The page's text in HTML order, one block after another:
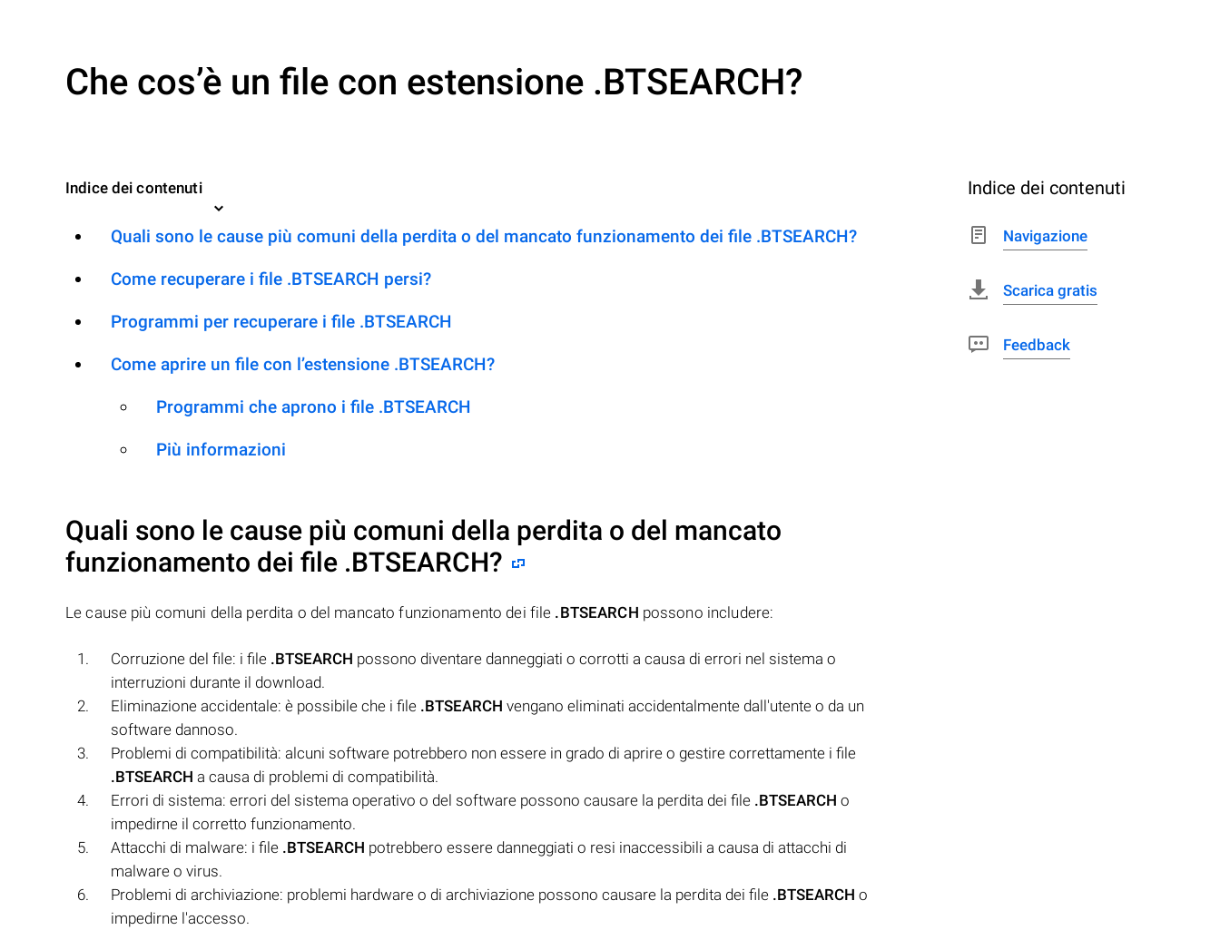
Che cos’è un file con estensione .BTSEARCH?
Indice dei contenuti
Quali sono le cause più comuni della perdita o del mancato funzionamento dei file .BTSEARCH?
Come recuperare i file .BTSEARCH persi?
Programmi per recuperare i file .BTSEARCH
Come aprire un file con l’estensione .BTSEARCH?
Programmi che aprono i file .BTSEARCH
Più informazioni
Quali sono le cause più comuni della perdita o del mancato
funzionamento dei file .BTSEARCH?
Le cause più comuni della perdita o del mancato funzionamento dei file .BTSEARCH possono includere:
Corruzione del file: i file .BTSEARCH possono diventare danneggiati o corrotti a causa di errori nel sistema o
interruzioni durante il download.
Eliminazione accidentale: è possibile che i file .BTSEARCH vengano eliminati accidentalmente dall'utente o da un
software dannoso.
Problemi di compatibilità: alcuni software potrebbero non essere in grado di aprire o gestire correttamente i file
.BTSEARCH a causa di problemi di compatibilità.
Errori di sistema: errori del sistema operativo o del software possono causare la perdita dei file .BTSEARCH o
impedirne il corretto funzionamento.
Attacchi di malware: i file .BTSEARCH potrebbero essere danneggiati o resi inaccessibili a causa di attacchi di
malware o virus.
Problemi di archiviazione: problemi hardware o di archiviazione possono causare la perdita dei file .BTSEARCH o
impedirne l'accesso.
Indice dei contenuti
Navigazione
Scarica gratis
Feedback